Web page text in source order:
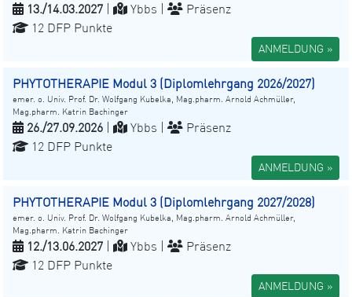
13./14.03.2027 Ybbs |
Präsenz
12 DFP Punkte
ANMELDUNG »
PHYTOTHERAPIE Modul 3 (Diplomlehrgang 2026/2027)
emer. o. Univ. Prof. Dr. Wolfgang Kubelka, Mag.pharm. Arnold Achmüller,
Mag.pharm. Katrin Bachinger
26./27.09.2026 Ybbs |
Präsenz
12 DFP Punkte
ANMELDUNG »
PHYTOTHERAPIE Modul 3 (Diplomlehrgang 2027/2028)
emer. o. Univ. Prof. Dr. Wolfgang Kubelka, Mag.pharm. Arnold Achmüller,
Mag.pharm. Katrin Bachinger
12./13.06.2027 Ybbs |
Präsenz
12 DFP Punkte
ANMELDUNG »